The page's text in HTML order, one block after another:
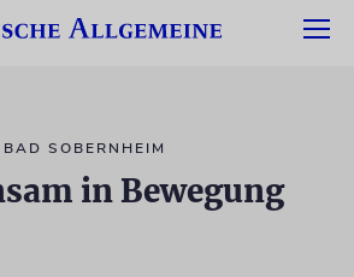
BAD SOBERNHEIM
in Bewegung